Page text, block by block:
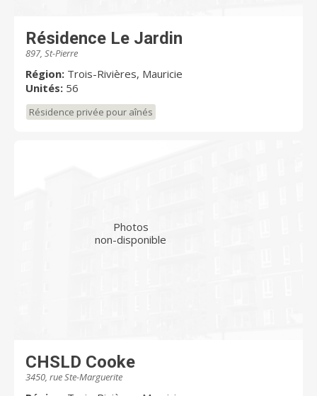
Résidence Le Jardin
897, St-Pierre
Région: Trois-Rivières, Mauricie
Unités: 56
Résidence privée pour aînés
Photos
non-disponible
CHSLD Cooke
3450, rue Ste-Marguerite